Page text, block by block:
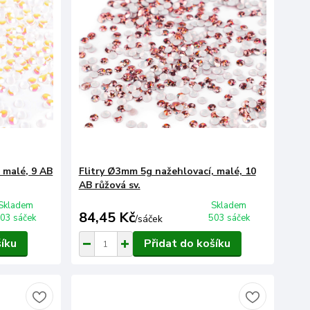
9 AB
sáček
Flitry Ø3mm 5g nažehlovací, malé, 10
AB růžová sv.
84,45 Kč/sáček
Skladem
503 sáček
Přidat do košíku